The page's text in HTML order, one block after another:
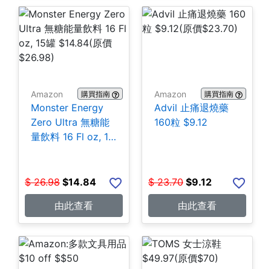
Amazon 購買指南
Monster Energy
Zero Ultra 無糖能
量飲料 16 Fl oz, 15
$ 26.98 $14.84
由此查看
Amazon 購買指南
Advil 止痛退燒藥
160粒 $9.12
$ 23.70 $9.12
由此查看